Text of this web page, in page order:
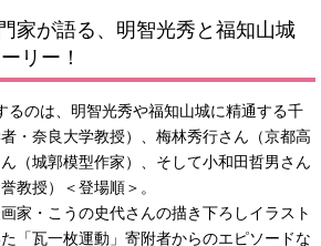
家が語る、明智光秀と福知山城
リー！
るのは、明智光秀や福知山城に精通する千
・奈良大学教授）、梅林秀行さん（京都高
（城郭模型作家）、そして小和田哲男さん
教授）＜登場順＞。
家・こうの史代さんの描き下ろしイラスト
「瓦一枚運動」寄附者からのエピソードな